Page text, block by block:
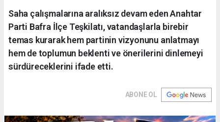
Saha çalışmalarına aralıksız devam eden Anahtar
Parti Bafra İlçe Teşkilatı, vatandaşlarla birebir
temas kurarak hem partinin vizyonunu anlatmayı
hem de toplumun beklenti ve önerilerini dinlemeyi
sürdüreceklerini ifade etti.
ABONE OL